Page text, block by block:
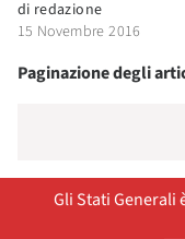
di redazione
15 Novembre 2016
Paginazione degli
Gli Stati